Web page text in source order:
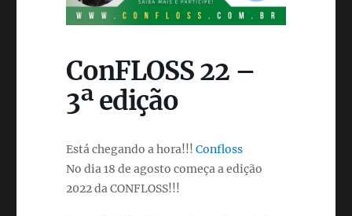
ConFLOSS 22 –
3ª edição
Está chegando a hora!!! Confloss
No dia 18 de agosto começa a edição
2022 da CONFLOSS!!!